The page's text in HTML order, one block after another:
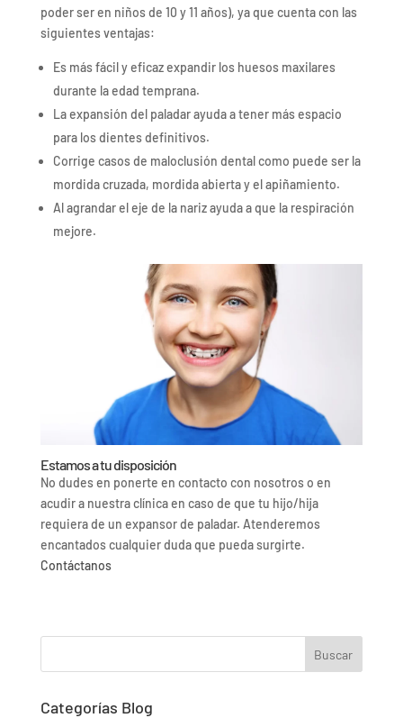
poder ser en niños de 10 y 11 años), ya que cuenta con las
siguientes ventajas:
Es más fácil y eficaz expandir los huesos maxilares
durante la edad temprana.
La expansión del paladar ayuda a tener más espacio
para los dientes definitivos.
Corrige casos de maloclusión dental como puede ser la
mordida cruzada, mordida abierta y el apiñamiento.
Al agrandar el eje de la nariz ayuda a que la respiración
mejore.
Estamos a tu disposición
No dudes en ponerte en contacto con nosotros o en
acudir a nuestra clínica en caso de que tu hijo/hija
requiera de un expansor de paladar. Atenderemos
encantados cualquier duda que pueda surgirte.
Contáctanos
Buscar
Categorías Blog